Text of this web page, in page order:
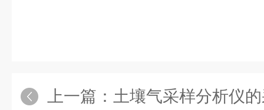
上一篇： 土壤气采样分析仪的采